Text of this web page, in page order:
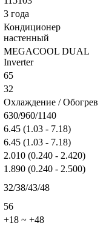
3 года
Кондиционер
настенный
MEGACOOL DUAL
Inverter
65
32
Охлаждение / Обогрев
630/960/1140
6.45 (1.03 - 7.18)
6.45 (1.03 - 7.18)
2.010 (0.240 - 2.420)
1.890 (0.240 - 2.500)
32/38/43/48
56
+18 ~ +48